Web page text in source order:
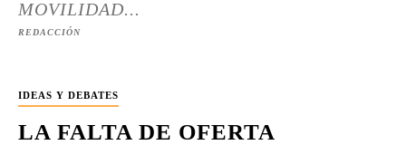
MOVILIDAD...
REDACCIÓN
IDEAS Y DEBATES
LA FALTA DE OFERTA